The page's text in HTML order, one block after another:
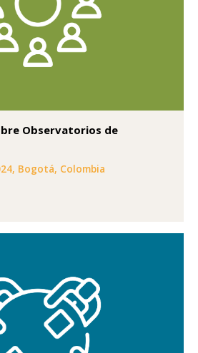
Observatorios de
Bogotá, Colombia